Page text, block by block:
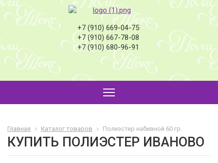
+7 (910) 669-04-75
+7 (910) 667-78-08
+7 (910) 680-96-91
Главная Каталог товаров Полиэстер набивной 60 гр.
КУПИТЬ ПОЛИЭСТЕР ИВАНОВО